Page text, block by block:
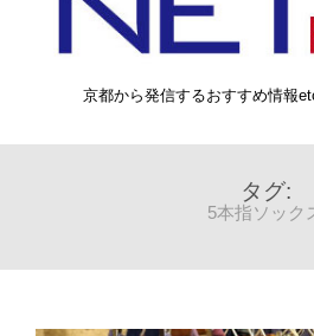
京都から発信するおすすめ情報
タグ:
5本指ソック